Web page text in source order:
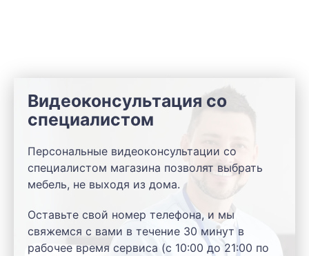
Видеоконсультация со
специалистом
Персональные видеоконсультации со
специалистом магазина позволят выбрать
мебель, не выходя из дома.
Оставьте свой номер телефона, и мы
свяжемся с вами в течение 30 минут в
рабочее время сервиса (с 10:00 до 21:00 по